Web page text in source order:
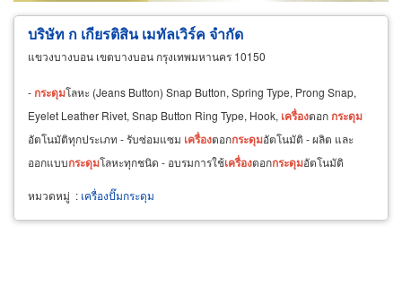
บริษัท ก เกียรติสิน เมทัลเวิร์ค จำกัด
แขวงบางบอน เขตบางบอน กรุงเทพมหานคร 10150
- กระดุมโลหะ (Jeans Button) Snap Button, Spring Type, Prong Snap,
Eyelet Leather Rivet, Snap Button Ring Type, Hook, เครื่องตอก กระดุม
อัตโนมัติทุกประเภท - รับซ่อมแซม เครื่องตอกกระดุมอัตโนมัติ - ผลิต และ
ออกแบบกระดุมโลหะทุกชนิด - อบรมการใช้เครื่องตอกกระดุมอัตโนมัติ
หมวดหมู่ : เครื่องปั๊มกระดุม